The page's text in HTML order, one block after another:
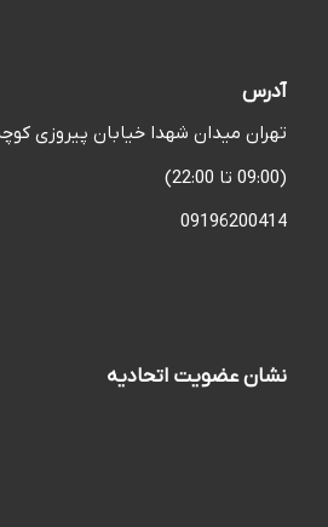
آدرس
تهران میدان شهدا خیابان پیروزی کوچه
(09:00 تا 22:00)
09196200414
نشان عضویت اتحادیه